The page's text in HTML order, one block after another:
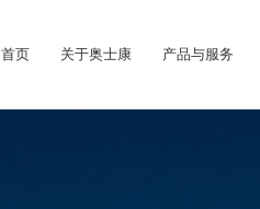
首页 关于奥士康 产品与服务